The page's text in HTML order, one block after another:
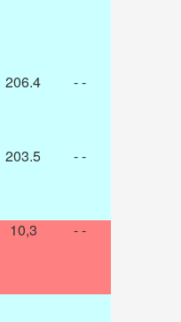
206.4 - -
203.5 - -
10,3 - -